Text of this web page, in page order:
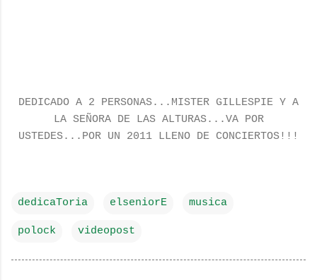
DEDICADO A 2 PERSONAS...MISTER GILLESPIE Y A
LA SEÑORA DE LAS ALTURAS...VA POR
USTEDES...POR UN 2011 LLENO DE CONCIERTOS!!!
dedicaToria elseniorE musica
polock videopost